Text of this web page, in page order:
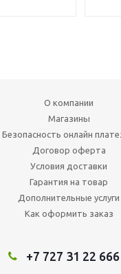
О компании
Магазины
Безопасность онлайн
Договор оферта
Условия доставки
Гарантия на товар
Дополнительные услуги
Как оформить заказ
+7 727 31 22 666